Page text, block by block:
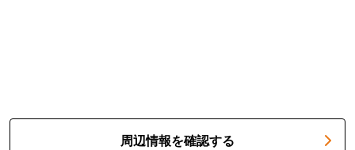
周辺情報を確認する